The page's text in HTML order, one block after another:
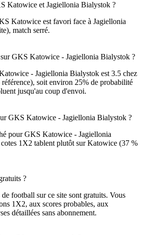
Katowice et Jagiellonia Bialystok ?
Katowice est favori face à Jagiellonia
match serré.
GKS Katowice - Jagiellonia Bialystok ?
- Jagiellonia Bialystok est 3.5 chez
soit environ 25% de probabilité
jusqu'au coup d'envoi.
GKS Katowice - Jagiellonia Bialystok ?
pour GKS Katowice - Jagiellonia
1X2 tablent plutôt sur Katowice (37 %
?
football sur ce site sont gratuits. Vous
1X2, aux scores probables, aux
détaillées sans abonnement.